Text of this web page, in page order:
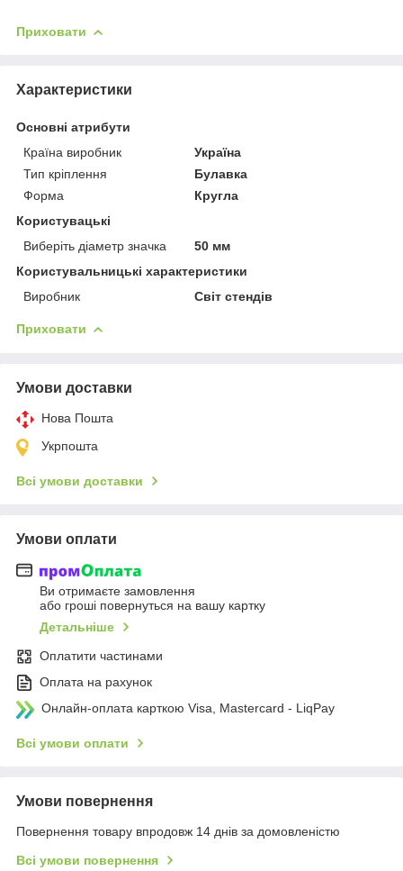
Приховати
Характеристики
Основні атрибути
Країна виробник
Україна
Тип кріплення
Булавка
Форма
Кругла
Користувацькі
Виберіть діаметр значка
50 мм
Користувальницькі характеристики
Виробник
Світ стендів
Приховати
Умови доставки
Нова Пошта
Укрпошта
Всі умови доставки
Умови оплати
Ви отримаєте замовлення
або гроші повернуться на вашу картку
Детальніше
Оплатити частинами
Оплата на рахунок
Онлайн-оплата карткою Visa, Mastercard - LiqPay
Всі умови оплати
Умови повернення
Повернення товару впродовж 14 днів за домовленістю
Всі умови повернення